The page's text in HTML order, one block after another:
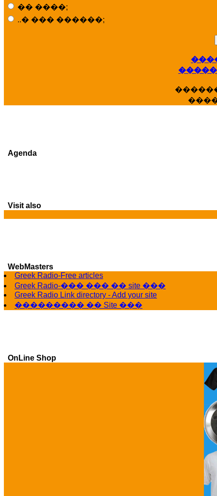
�� ����;
..� ��� ������;
Agenda
Visit also
WebMasters
Greek Radio-Free articles
Greek Radio-��� ��� �� site ���
Greek Radio Link directory - Add your site
��������� �� Site ���
OnLine Shop